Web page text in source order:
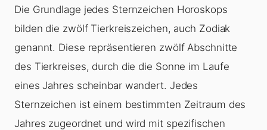
Die Grundlage jedes Sternzeichen Horoskops
bilden die zwölf Tierkreiszeichen, auch Zodiak
genannt. Diese repräsentieren zwölf Abschnitte
des Tierkreises, durch die die Sonne im Laufe
eines Jahres scheinbar wandert. Jedes
Sternzeichen ist einem bestimmten Zeitraum des
Jahres zugeordnet und wird mit spezifischen